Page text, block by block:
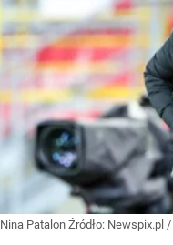
Nina Patalon Źródło: Newspix.pl /